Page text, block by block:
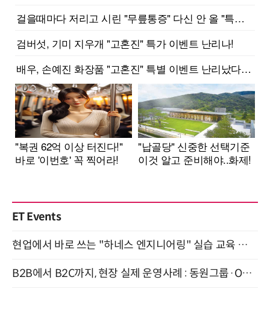
ET Events
현업에서 바로 쓰는 "하네스 엔지니어링" 실습 교육 워크숍 8월 20일 개최
B2B에서 B2C까지, 현장 실제 운영사례 : 동원그룹·OCI·다이닝브랜즈그룹·당근 (8/27)